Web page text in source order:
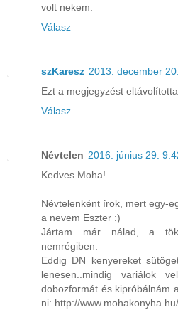
volt nekem.
Válasz
szKaresz 2013. december
Ezt a megjegyzést
Válasz
Névtelen 2016. június 29.
Kedves Moha!
Névtelenként írok, mert egy-
a nevem Eszter :)
Jártam már nálad, a
nemrégiben.
Eddig DN kenyereket
lenesen..mindig variálok
dobozformát és kipróbálnám
ni: http://